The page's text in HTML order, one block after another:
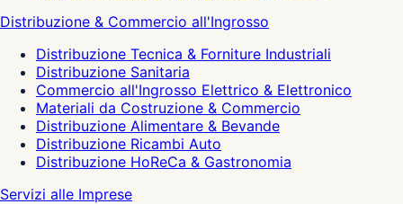
Distribuzione & Commercio all'Ingrosso
Distribuzione Tecnica & Forniture Industriali
Distribuzione Sanitaria
Commercio all'Ingrosso Elettrico & Elettronico
Materiali da Costruzione & Commercio
Distribuzione Alimentare & Bevande
Distribuzione Ricambi Auto
Distribuzione HoReCa & Gastronomia
Servizi alle Imprese